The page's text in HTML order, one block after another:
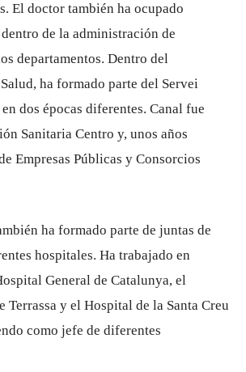
El doctor también ha ocupado
de la administración de
departamentos. Dentro del
ha formado parte del Servei
dos épocas diferentes. Canal fue
Sanitaria Centro y, unos años
Empresas Públicas y Consorcios
ha formado parte de juntas de
hospitales. Ha trabajado en
General de Catalunya, el
Terrassa y el Hospital de la Santa Creu
como jefe de diferentes